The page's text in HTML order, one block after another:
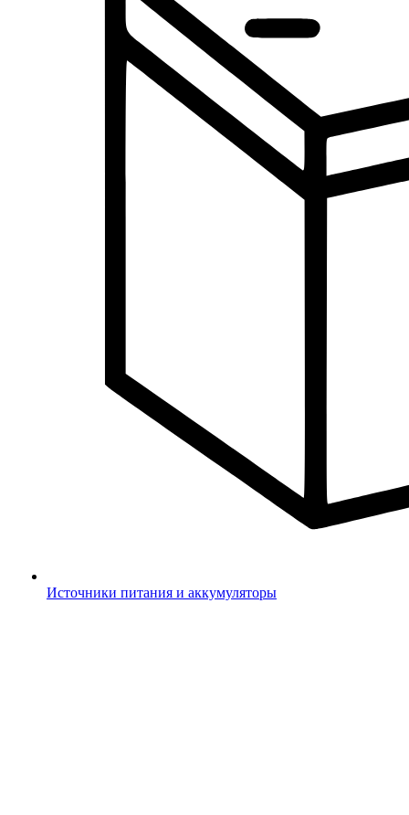
Источники питания и аккумуляторы